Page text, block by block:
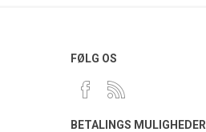
FØLG OS
BETALINGS MULIGHEDER